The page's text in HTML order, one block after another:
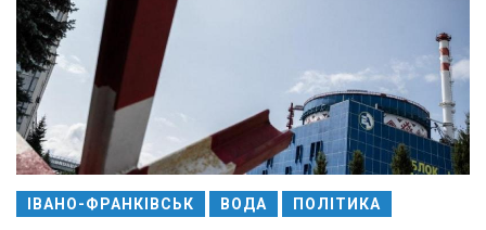
ІВАНО-ФРАНКІВСЬК ВОДА ПОЛІТИКА